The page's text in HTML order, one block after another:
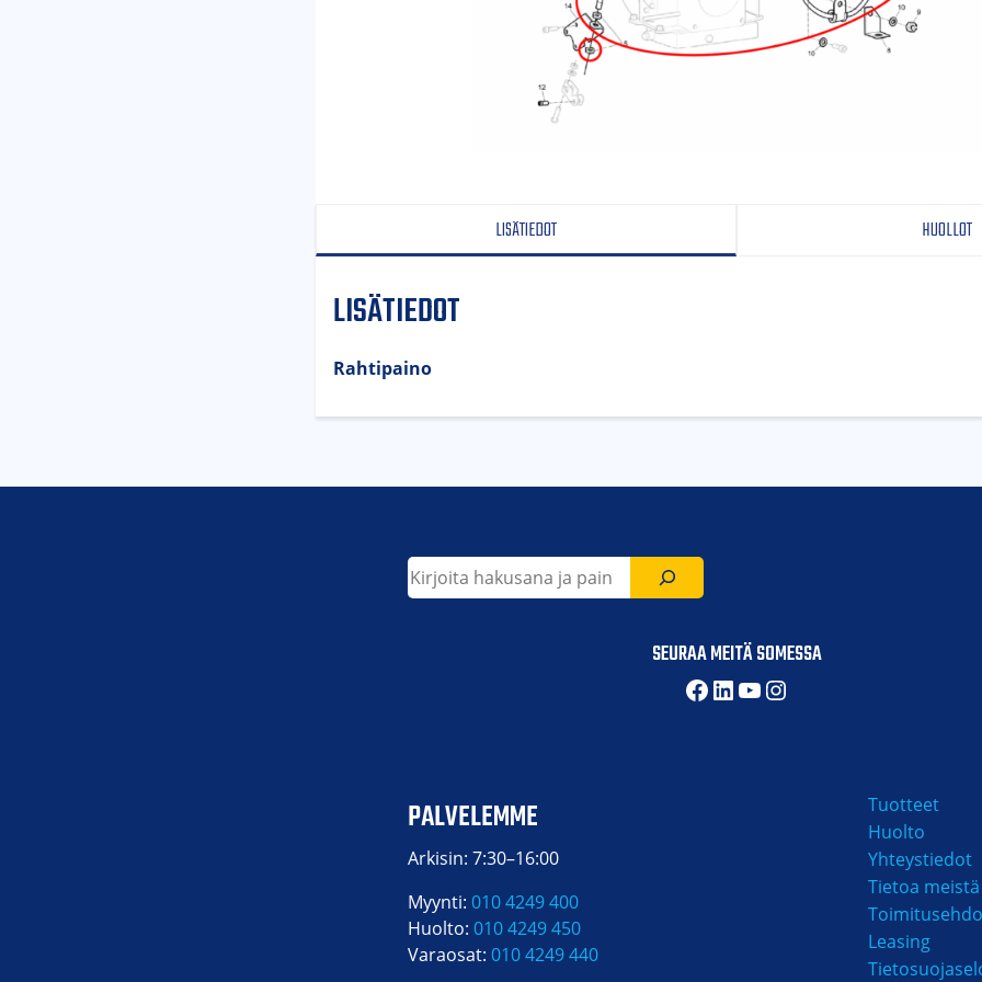
LISÄTIEDOT HUOLLOT
LISÄTIEDOT
Rahtipaino
SEURAA MEITÄ SOMESSA
Facebook
LinkedIn
YouTube
Instagram
PALVELEMME
Arkisin: 7:30–16:00
Myynti: 010 4249 400
Huolto: 010 4249 450
Varaosat: 010 4249 440
Tuotteet
Huolto
Yhteystiedot
Tietoa meistä
Leasing